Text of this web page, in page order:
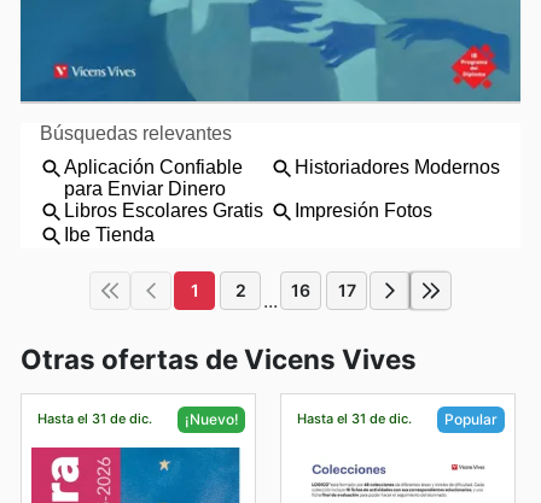
1 2 ... 16 17
Otras ofertas de Vicens Vives
Hasta el 31 de dic. ¡Nuevo! Hasta el 31 de dic. Popular